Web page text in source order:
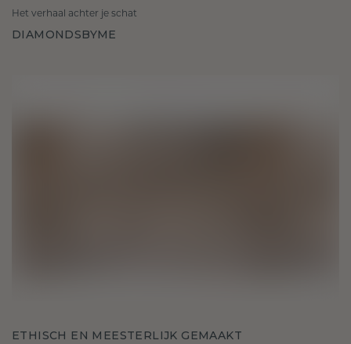
Het verhaal achter je schat
DIAMONDSBYME
ETHISCH EN MEESTERLIJK GEMAAKT